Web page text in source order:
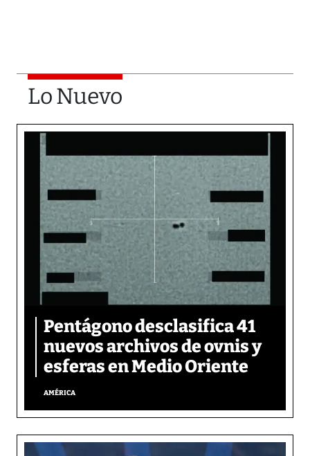
Lo Nuevo
Pentágono desclasifica 41
nuevos archivos de ovnis y
esferas en Medio Oriente
AMÉRICA